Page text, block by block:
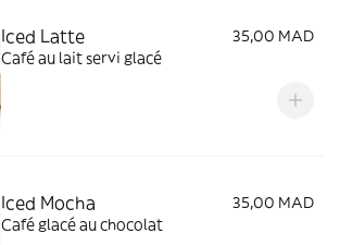
Iced Latte
35,00 MAD
Café au lait servi glacé
Iced Mocha
35,00 MAD
Café glacé au chocolat